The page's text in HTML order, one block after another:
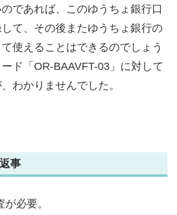
であれば、このゆうちょ銀行口
て、その後またゆうちょ銀行の
使えることはできるのでしょう
ド「OR-BAAVFT-03」に対して
わかりませんでした。
事
必要。